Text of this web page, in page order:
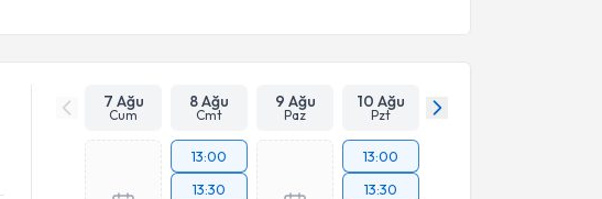
7 Ağu
Cum
8 Ağu
Cmt
9 Ağu
Paz
10 Ağu
Pzt
13:00
13:30
13:00
13:30